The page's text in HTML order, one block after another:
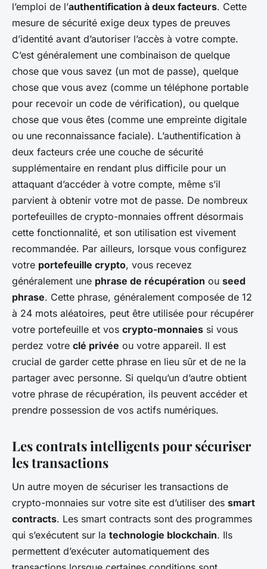
l’emploi de l’authentification à deux facteurs. Cette
mesure de sécurité exige deux types de preuves
d’identité avant d’autoriser l’accès à votre compte.
C’est généralement une combinaison de quelque
chose que vous savez (un mot de passe), quelque
chose que vous avez (comme un téléphone portable
pour recevoir un code de vérification), ou quelque
chose que vous êtes (comme une empreinte digitale
ou une reconnaissance faciale). L’authentification à
deux facteurs crée une couche de sécurité
supplémentaire en rendant plus difficile pour un
attaquant d’accéder à votre compte, même s’il
parvient à obtenir votre mot de passe. De nombreux
portefeuilles de crypto-monnaies offrent désormais
cette fonctionnalité, et son utilisation est vivement
recommandée. Par ailleurs, lorsque vous configurez
votre portefeuille crypto, vous recevez
généralement une phrase de récupération ou seed
phrase. Cette phrase, généralement composée de 12
à 24 mots aléatoires, peut être utilisée pour récupérer
votre portefeuille et vos crypto-monnaies si vous
perdez votre clé privée ou votre appareil. Il est
crucial de garder cette phrase en lieu sûr et de ne la
partager avec personne. Si quelqu’un d’autre obtient
votre phrase de récupération, ils peuvent accéder et
prendre possession de vos actifs numériques.
Les contrats intelligents pour sécuriser
les transactions
Un autre moyen de sécuriser les transactions de
crypto-monnaies sur votre site est d’utiliser des smart
contracts. Les smart contracts sont des programmes
qui s’exécutent sur la technologie blockchain. Ils
permettent d’exécuter automatiquement des